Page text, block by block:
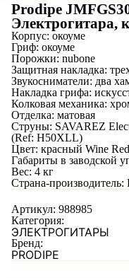
Prodipe
Электрогитара,
Корпус: окоуме
Гриф: окоуме
Порожки: nubone
Защитная накладка:
Звукосниматели: два
Накладка грифа:
Колковая механика:
Отделка: матовая
Струны: SAVAREZ
(Ref: H50XLL)
Цвет: красный Wine Red
Габариты в заводской
Вес: 4 кг
Страна-
Артикул: 988985
Категория:
ЭЛЕКТРОГИТАРЫ
Бренд:
PRODIPE